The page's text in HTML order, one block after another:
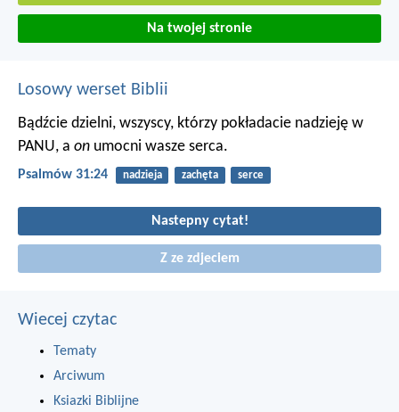
Na twojej stronie
Losowy werset Biblii
Bądźcie dzielni, wszyscy, którzy pokładacie nadzieję w
PANU, a on umocni wasze serca.
Psalmów 31:24 nadzieja zachęta serce
Nastepny cytat!
Z ze zdjeciem
Wiecej czytac
Tematy
Arciwum
Ksiazki Biblijne